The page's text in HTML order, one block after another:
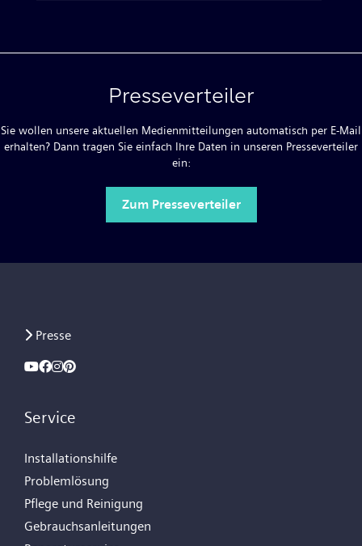
Presseverteiler
Sie wollen unsere aktuellen Medienmitteilungen automatisch per E-Mail
erhalten? Dann tragen Sie einfach Ihre Daten in unseren Presseverteiler
ein:
Zum Presseverteiler
Presse
Service
Installationshilfe
Problemlösung
Pflege und Reinigung
Gebrauchsanleitungen